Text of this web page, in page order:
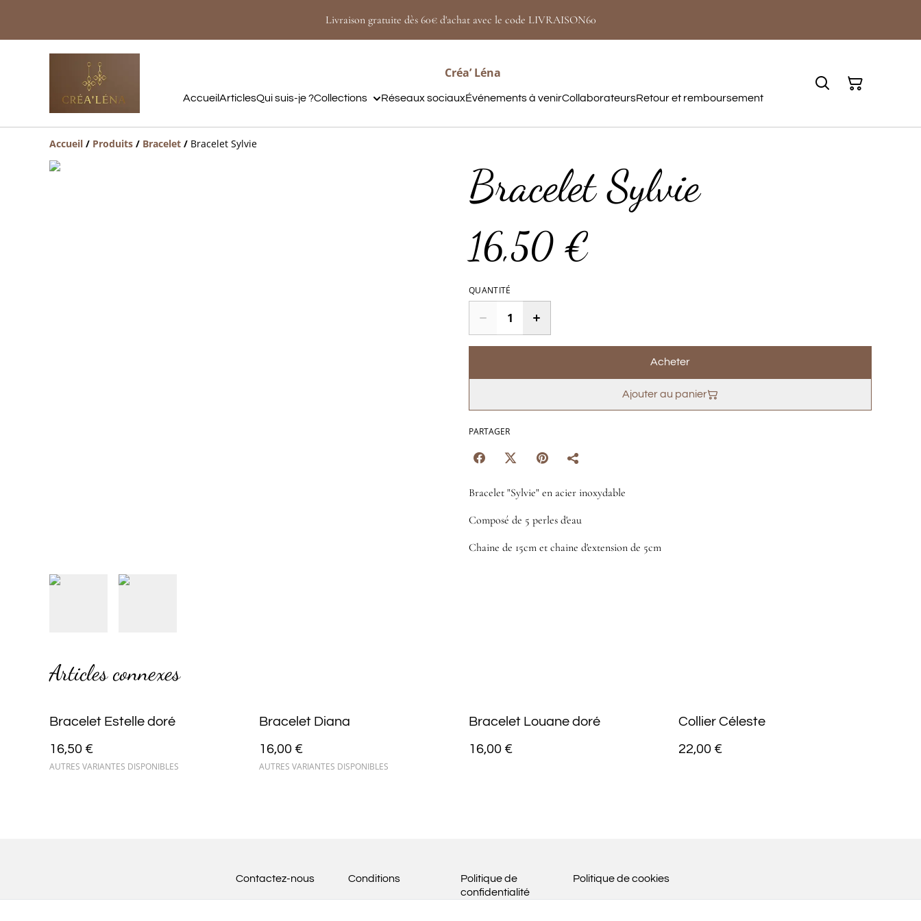
Livraison gratuite dès 60€ d'achat avec le code LIVRAISON60
Créa’ Léna
AccueilArticlesQui suis-je ?Collections Réseaux sociauxÉvénements à venirCollaborateursRetour et remboursement
Accueil / Produits / Bracelet / Bracelet Sylvie
Bracelet Sylvie
16,50 €
QUANTITÉ
Acheter
Ajouter au panier
PARTAGER
Bracelet "Sylvie" en acier inoxydable
Composé de 5 perles d'eau
Chaine de 15cm et chaine d'extension de 5cm
Articles connexes
Bracelet Estelle doré
16,50 €
AUTRES VARIANTES DISPONIBLES
Bracelet Diana
16,00 €
AUTRES VARIANTES DISPONIBLES
Bracelet Louane doré
16,00 €
Collier Céleste
22,00 €
Contactez-nous Conditions
Politique de
confidentialité
Politique de cookies